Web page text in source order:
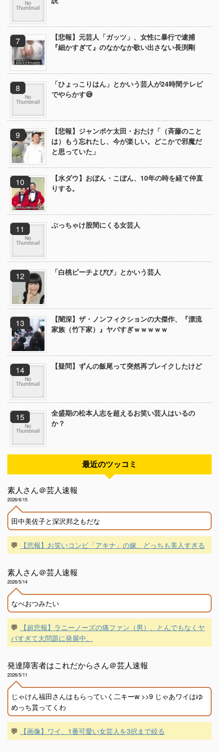
【悲報】元芸人「ガッツ」、女性に暴行で逮捕
『細かすぎて』のなかなか歌い出さない長渕剛
「ひょっこりはん」とかいう芸人が24時間テレビ
でやらかす😅
【悲報】ジャンポケ太田・おたけ「（斉藤のこと
は）もう忘れたし、今が楽しい。どこかで邪魔だ
と思っていた」
【水ダウ】おぼん・こぼん、10年の時を経て仲直
りする。
ぶっちゃけ股間にくる女芸人
「白桃ピーチよぴぴ」とかいう芸人
【闇深】ザ・ノンフィクションの大傑作、『漂流
家族（竹下家）』ヤバすぎｗｗｗｗｗ
【疑問】ずんの飯尾って突然再ブレイクしたけど
全盛期の松本人志を超えるお笑い芸人はいるの
か？
最近のツッコミ
素人さん＠芸人速報
2026/6/15
田中美佐子と深沢邦之もだな
💬 【悲報】お笑いコンビ「アキナ」の嫁、どっちも美人すぎる
素人さん＠芸人速報
2026/5/14
なべおつみたい
💬
【超悲報】ラニーノーズの痛ファン（男）、とんでもなくヤ
バすぎて大問題に発展中。
発達障害者はこれだからさん＠芸人速報
2026/5/11
じゃけん福田さんはもらっていく二キーw >>9 じゃあワイはゆ
めっち貰ってくわ
💬 【画像】ワイ、1番可愛い女芸人を3択まで絞る